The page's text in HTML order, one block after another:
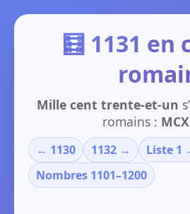
🧮 1131 en
Mille cent trente-et-un
romains :
← 1130 1132 →
Liste 1
Nombres 1101–1200